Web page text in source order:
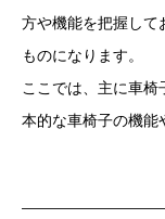
方や機能を把握して
ものになります。
ここでは、主に車
本的な車椅子の機能